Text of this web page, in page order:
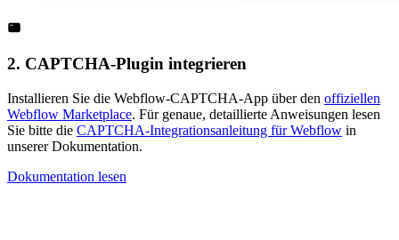
2. CAPTCHA-Plugin integrieren
Installieren Sie die Webflow-CAPTCHA-App über den offiziellen
Webflow Marketplace. Für genaue, detaillierte Anweisungen lesen
Sie bitte die CAPTCHA-Integrationsanleitung für Webflow in
unserer Dokumentation.
Dokumentation lesen